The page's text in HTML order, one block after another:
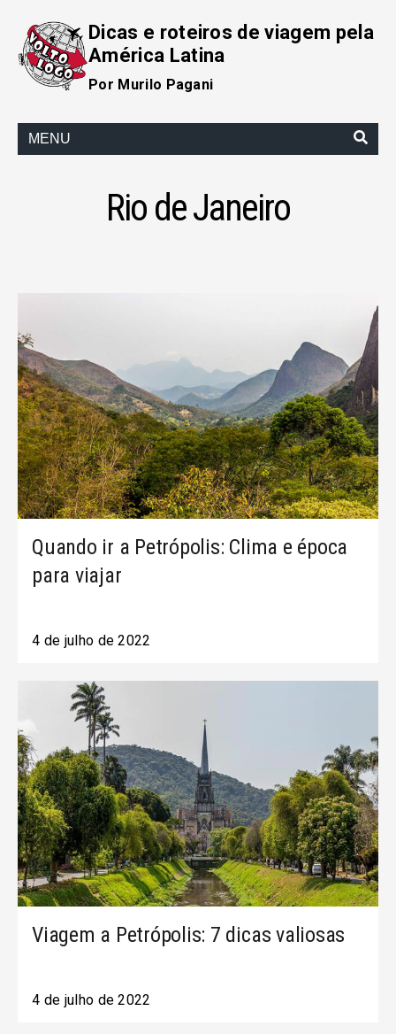
Dicas e roteiros de viagem pela
América Latina
Por Murilo Pagani
MENU
Rio de Janeiro
Quando ir a Petrópolis: Clima e época
para viajar
4 de julho de 2022
Viagem a Petrópolis: 7 dicas valiosas
4 de julho de 2022